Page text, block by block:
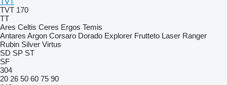
TVT 170
TT
Ares Celtis Ceres Ergos Temis
Antares Argon Corsaro Dorado Explorer Frutteto Laser Ranger
Rubin Silver Virtus
SD SP ST
SF
304
20 26 50 60 75 90